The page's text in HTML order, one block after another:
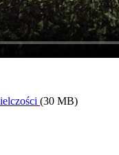
(30 MB)